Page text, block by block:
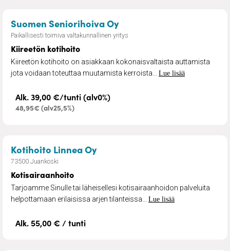
Suomen Seniorihoiva Oy– Kiireetön kotihoito
Paikallisesti toimiva valtakunnallinen yritys
Kiireetön kotihoito
Kiireetön kotihoito on asiakkaan kokonaisvaltaista auttamista
jota voidaan toteuttaa muutamista kerroista... Lue lisää
Alk. 39,00 €/tunti (alv0%)
48,95€ (alv25,5%)
Kotihoito Linnea Oy– Kotisairaanhoito
73500 Juankoski
Kotisairaanhoito
Tarjoamme Sinulle tai läheisellesi kotisairaanhoidon palveluita
helpottamaan erilaisissa arjen tilanteissa... Lue lisää
Alk. 55,00 € / tunti